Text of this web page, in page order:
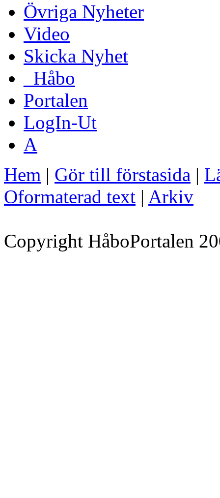
Övriga Nyheter
Video
Skicka Nyhet
_Håbo
Portalen
LogIn-Ut
A
Hem | Gör till förstasida |
Oformaterad text | Arkiv
Copyright HåboPortalen